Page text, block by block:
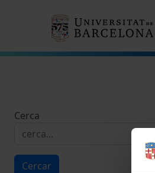
Cerca
Cercar